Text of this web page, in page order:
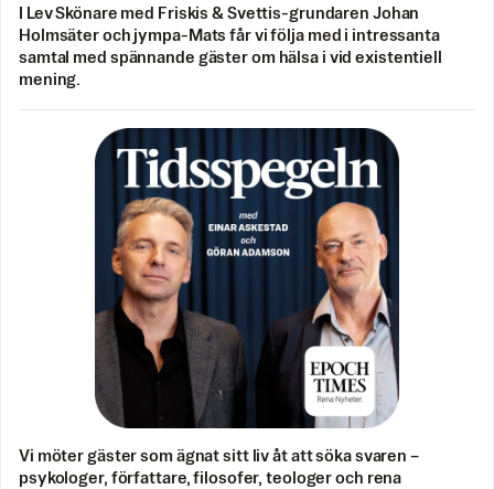
I Lev Skönare med Friskis & Svettis-grundaren Johan
Holmsäter och jympa-Mats får vi följa med i intressanta
samtal med spännande gäster om hälsa i vid existentiell
mening.
Vi möter gäster som ägnat sitt liv åt att söka svaren –
psykologer, författare, filosofer, teologer och rena